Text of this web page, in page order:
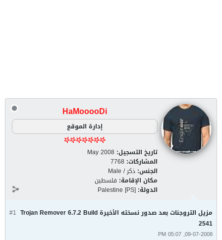
HaMooooDi
إدارة الموقع
تاريخ التسجيل: May 2008
المشاركات: 7768
الجنس: ذكر / Male
مكان الإقامة: فلسطين
الدولة: Palestine [PS]
#1 مزيل التروجنات بعد صدور نسخته الأخيرة Trojan Remover 6.7.2 Build
2541
09-07-2008, 05:07 PM